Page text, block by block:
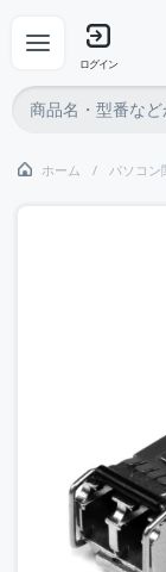
ログイン
ホーム パソコン